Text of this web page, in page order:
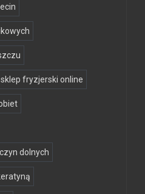
sklep fryzjerski online
dolnych